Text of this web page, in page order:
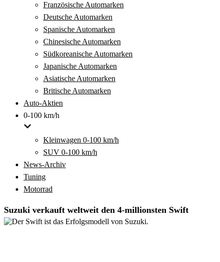
Französische Automarken
Deutsche Automarken
Spanische Automarken
Chinesische Automarken
Südkoreanische Automarken
Japanische Automarken
Asiatische Automarken
Britische Automarken
Auto-Aktien
0-100 km/h
Kleinwagen 0-100 km/h
SUV 0-100 km/h
News-Archiv
Tuning
Motorrad
Suzuki verkauft weltweit den 4-millionsten Swift